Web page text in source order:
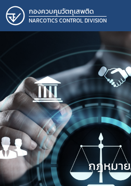
กองควบคุมวัตถุเสพติด
NARCOTICS CONTROL DIVISION
กฎหมาย